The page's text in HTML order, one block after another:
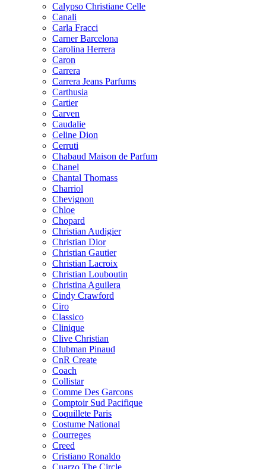
Calypso Christiane Celle
Canali
Carla Fracci
Carner Barcelona
Carolina Herrera
Caron
Carrera
Carrera Jeans Parfums
Carthusia
Cartier
Carven
Caudalie
Celine Dion
Cerruti
Chabaud Maison de Parfum
Chanel
Chantal Thomass
Charriol
Chevignon
Chloe
Chopard
Christian Audigier
Christian Dior
Christian Gautier
Christian Lacroix
Christian Louboutin
Christina Aguilera
Cindy Crawford
Ciro
Classico
Clinique
Clive Christian
Clubman Pinaud
CnR Create
Coach
Collistar
Comme Des Garcons
Comptoir Sud Pacifique
Coquillete Paris
Costume National
Courreges
Creed
Cristiano Ronaldo